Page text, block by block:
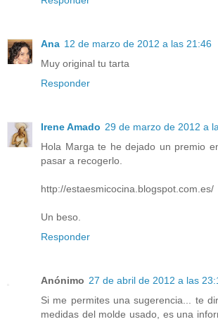
Ana 12 de marzo de 2012 a las 21:46
Muy original tu tarta
Responder
Irene Amado 29 de marzo de 2012 a
Hola Marga te he dejado un premio
pasar a recogerlo.
http://estaesmicocina.blogspot.com.es/
Un beso.
Responder
Anónimo 27 de abril de 2012 a las
Si me permites una sugerencia... te
medidas del molde usado, es una